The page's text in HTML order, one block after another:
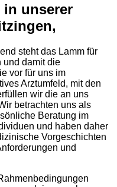
in unserer
steht das Lamm für
und damit die
vor für uns im
Arztumfeld, mit den
wir die an uns
betrachten uns als
Beratung im
und haben daher
Vorgeschichten
und